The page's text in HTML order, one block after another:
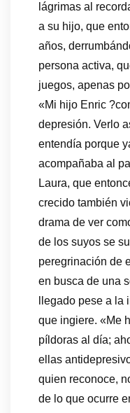
lágrimas al
a su hijo, que
años,
persona activa,
juegos, apenas
«Mi hijo Enric
depresión. Verlo
entendía porque
acompañaba al
Laura, que
crecido también
drama de ver
de los suyos se
peregrinación de
en busca de una
llegado pese a
que ingiere. «Me
píldoras al día;
ellas
quien reconoce,
de lo que ocurre